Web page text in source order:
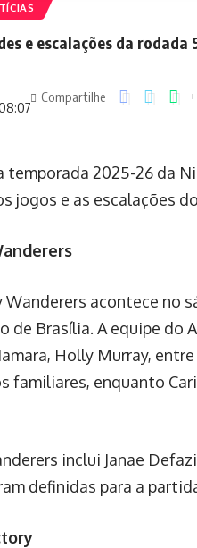
e escalações da rodada
Compartilhe
2025-26 da
jogos e as escalações
acontece no
de Brasília. A equipe do
Holly Murray,
familiares, enquanto
inclui Janae
definidas para a